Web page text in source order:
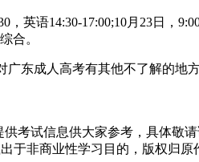
英语14:30-17:00;10月23日，
合。
广东成人高考有其他不了解的
考试信息供大家参考，具体敬
于非商业性学习目的，版权归